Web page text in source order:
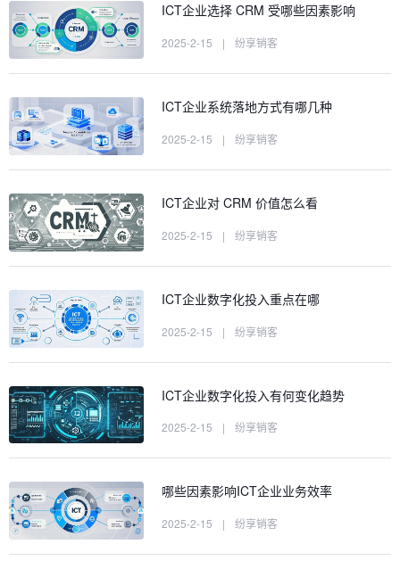
ICT企业选择 CRM 受哪些因素影响
2025-2-15 | 纷享销客
ICT企业系统落地方式有哪几种
2025-2-15 | 纷享销客
ICT企业对 CRM 价值怎么看
2025-2-15 | 纷享销客
ICT企业数字化投入重点在哪
2025-2-15 | 纷享销客
ICT企业数字化投入有何变化趋势
2025-2-15 | 纷享销客
哪些因素影响ICT企业业务效率
2025-2-15 | 纷享销客